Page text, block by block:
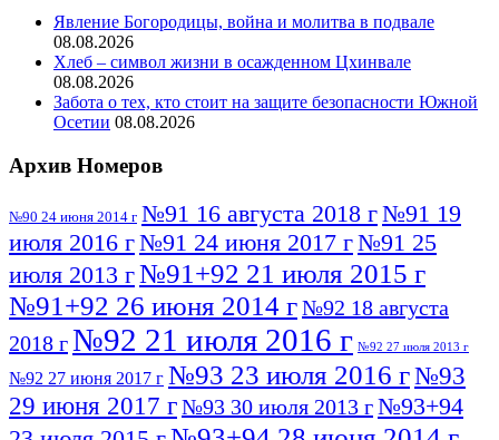
Явление Богородицы, война и молитва в подвале
08.08.2026
Хлеб – символ жизни в осажденном Цхинвале
08.08.2026
Забота о тех, кто стоит на защите безопасности Южной
Осетии 08.08.2026
Архив Номеров
№90 24 июня 2014 г №91 16 августа 2018 г№91 19
июля 2016 г№91 24 июня 2017 г№91 25
июля 2013 г№91+92 21 июля 2015 г
№91+92 26 июня 2014 г№92 18 августа
2018 г№92 21 июля 2016 г №92 27 июля 2013 г
№92 27 июня 2017 г №93 23 июля 2016 г№93
29 июня 2017 г№93 30 июля 2013 г№93+94